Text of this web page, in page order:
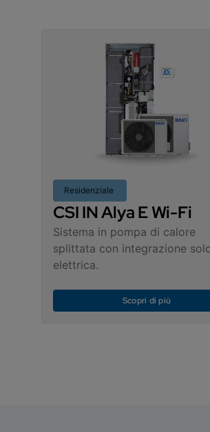
Residenziale
CSI IN Alya E Wi-Fi
Sistema in pompa di calore
splittata con integrazione
elettrica.
Scopri di più